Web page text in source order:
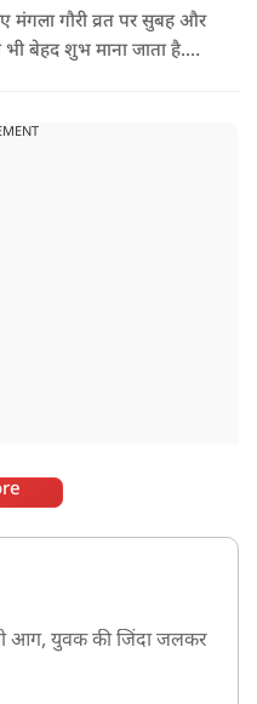
मंगला गौरी व्रत पर सुबह और
बेहद शुभ माना जाता है.
आग, युवक की जिंदा जलकर